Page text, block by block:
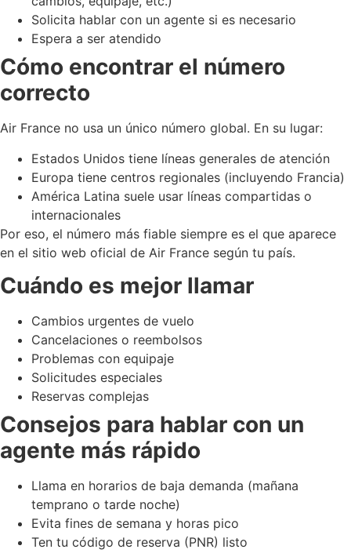
Solicita hablar con un agente si es necesario
Espera a ser atendido
Cómo encontrar el número
correcto
Air France no usa un único número global. En su lugar:
Estados Unidos tiene líneas generales de atención
Europa tiene centros regionales (incluyendo Francia)
América Latina suele usar líneas compartidas o
internacionales
Por eso, el número más fiable siempre es el que aparece
en el sitio web oficial de Air France según tu país.
Cuándo es mejor llamar
Cambios urgentes de vuelo
Cancelaciones o reembolsos
Problemas con equipaje
Solicitudes especiales
Reservas complejas
Consejos para hablar con un
agente más rápido
Llama en horarios de baja demanda (mañana
temprano o tarde noche)
Evita fines de semana y horas pico
Ten tu código de reserva (PNR) listo